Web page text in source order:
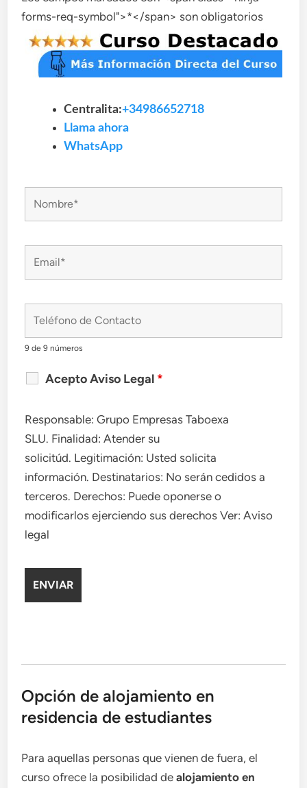
forms-req-symbol">*</span> son obligatorios
Centralita:+34986652718
Llama ahora
WhatsApp
9 de 9 números
Acepto Aviso Legal *
Responsable: Grupo Empresas Taboexa
SLU. Finalidad: Atender su
solicitúd. Legitimación: Usted solicita
información. Destinatarios: No serán cedidos a
terceros. Derechos: Puede oponerse o
modificarlos ejerciendo sus derechos Ver: Aviso
legal
Opción de alojamiento en
residencia de estudiantes
Para aquellas personas que vienen de fuera, el
curso ofrece la posibilidad dealojamiento en